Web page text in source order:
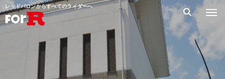
レッドバロンからすべてのライダーへ